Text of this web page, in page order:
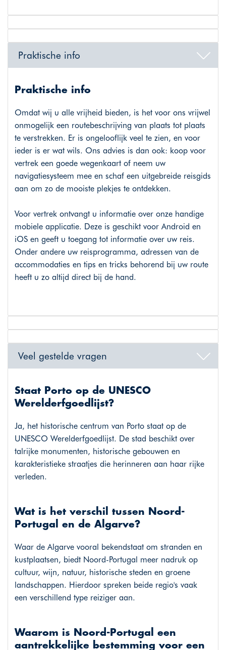
Praktische info
Praktische info
Omdat wij u alle vrijheid bieden, is het voor ons vrijwel
onmogelijk een routebeschrijving van plaats tot plaats
te verstrekken. Er is ongelooflijk veel te zien, en voor
ieder is er wat wils. Ons advies is dan ook: koop voor
vertrek een goede wegenkaart of neem uw
navigatiesysteem mee en schaf een uitgebreide reisgids
aan om zo de mooiste plekjes te ontdekken.
Voor vertrek ontvangt u informatie over onze handige
mobiele applicatie. Deze is geschikt voor Android en
iOS en geeft u toegang tot informatie over uw reis.
Onder andere uw reisprogramma, adressen van de
accommodaties en tips en tricks behorend bij uw route
heeft u zo altijd direct bij de hand.
Veel gestelde vragen
Staat Porto op de UNESCO
Werelderfgoedlijst?
Ja, het historische centrum van Porto staat op de
UNESCO Werelderfgoedlijst. De stad beschikt over
talrijke monumenten, historische gebouwen en
karakteristieke straatjes die herinneren aan haar rijke
verleden.
Wat is het verschil tussen Noord-
Portugal en de Algarve?
Waar de Algarve vooral bekendstaat om stranden en
kustplaatsen, biedt Noord-Portugal meer nadruk op
cultuur, wijn, natuur, historische steden en groene
landschappen. Hierdoor spreken beide regio's vaak
een verschillend type reiziger aan.
Waarom is Noord-Portugal een
aantrekkelijke bestemming voor een